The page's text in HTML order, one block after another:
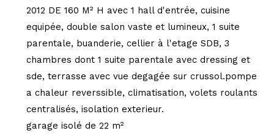
2012 DE 160 M² H avec 1 hall d'entrée, cuisine
equipée, double salon vaste et lumineux, 1 suite
parentale, buanderie, cellier à l'etage SDB, 3
chambres dont 1 suite parentale avec dressing et
sde, terrasse avec vue degagée sur crussol.pompe
a chaleur reverssible, climatisation, volets roulants
centralisés, isolation exterieur.
garage isolé de 22 m²